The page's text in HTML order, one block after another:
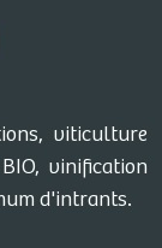
viticulture
vinification
d'intrants.